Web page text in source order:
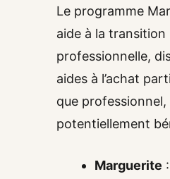
Le programme
aide à la transition
professionnelle,
aides à l’achat
que
potentiellement
Marguerite